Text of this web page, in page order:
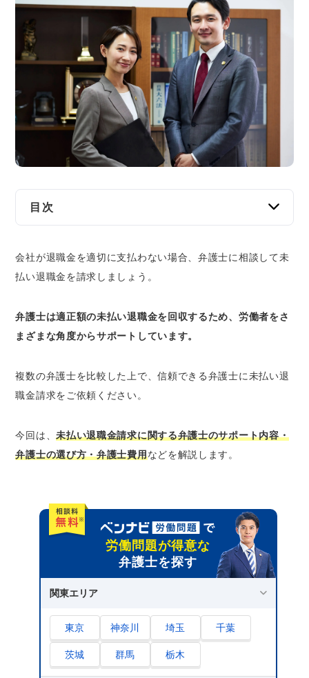
交通事故
遺産相続
労働問題
債権回収
IT・ネット
目次
未払い退職金の有無・金額の検討
会社に対する未払い退職金請求の代理
退職金未払いについて弁護士に相談する際の準
拠を聞いておく
未払い退職金請求を依頼する弁護士を選ぶ際の
ポイント
リスクもきちんと説明してくれること
弁護士費用
未払い退職金請求を依頼する際の弁護士費用
日当｜出張時に発生する
実費｜申立費用・訴訟費用など
会社が退職金を適切に支払わない場合、弁護士に相談して未
払い退職金を請求しましょう。
弁護士は適正額の未払い退職金を回収するため、労働者をさ
まざまな角度からサポートしています。
複数の弁護士を比較した上で、信頼できる弁護士に未払い退
職金請求をご依頼ください。
今回は、未払い退職金請求に関する弁護士のサポート内容・
弁護士の選び方・弁護士費用などを解説します。
労働問題が得意な
弁護士を探す
関東エリア
東京 神奈川 埼玉 千葉
茨城 群馬 栃木